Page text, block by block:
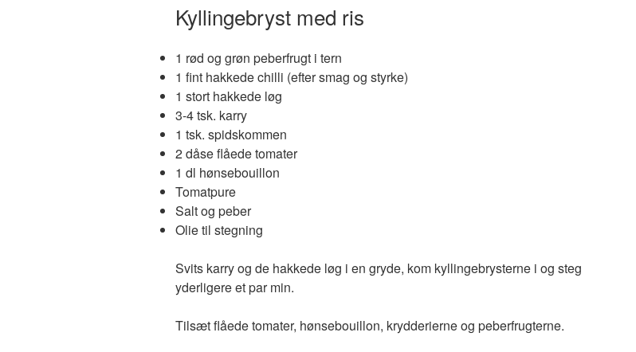
Kyllingebryst med ris
1 rød og grøn peberfrugt i tern
1 fint hakkede chilli (efter smag og styrke)
1 stort hakkede løg
3-4 tsk. karry
1 tsk. spidskommen
2 dåse flåede tomater
1 dl hønsebouillon
Tomatpure
Salt og peber
Olie til stegning
Svits karry og de hakkede løg i en gryde, kom kyllingebrysterne i og steg
yderligere et par min.
Tilsæt flåede tomater, hønsebouillon, krydderierne og peberfrugterne.